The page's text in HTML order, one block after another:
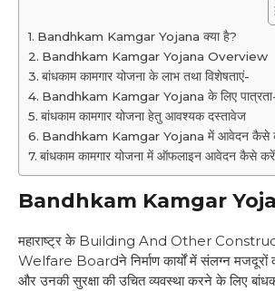
Bandhkam Kamgar Yojana क्या है?
Bandhkam Kamgar Yojana Overview
बांधकाम कामगार योजना के लाभ तथा विशेषताएं-
Bandhkam Kamgar Yojana के लिए
बांधकाम कामगार योजना हेतु आवश्यक दस्तावेज
Bandhkam Kamgar Yojana में आवेदन कैसे
बांधकाम कामगार योजना में ऑफलाइन आवेदन कैसे
Bandhkam Kamgar
महाराष्ट्र के Building And Other
Welfare Boardने निर्माण कार्यों में संलग्न मजदूरों
और उनकी सुरक्षा की उचित व्यवस्था करने के लिए